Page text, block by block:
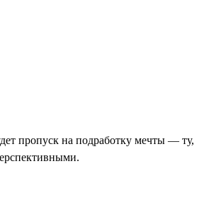
пропуск на подработку мечты — ту,